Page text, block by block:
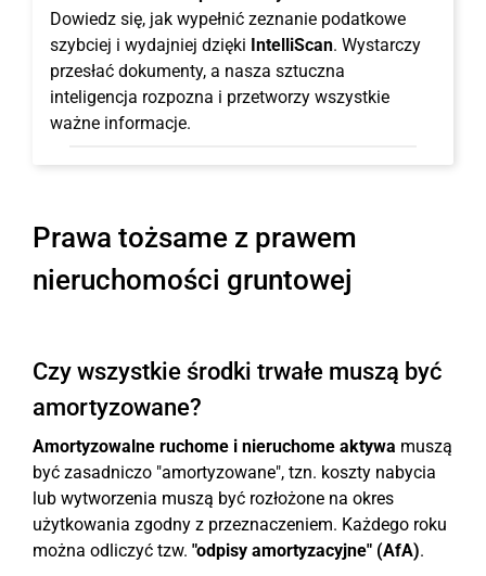
Dowiedz się, jak wypełnić zeznanie podatkowe
szybciej i wydajniej dzięki IntelliScan. Wystarczy
przesłać dokumenty, a nasza sztuczna
inteligencja rozpozna i przetworzy wszystkie
ważne informacje.
Prawa tożsame z prawem
nieruchomości gruntowej
Czy wszystkie środki trwałe muszą być
amortyzowane?
Amortyzowalne ruchome i nieruchome aktywa muszą
być zasadniczo "amortyzowane", tzn. koszty nabycia
lub wytworzenia muszą być rozłożone na okres
użytkowania zgodny z przeznaczeniem. Każdego roku
można odliczyć tzw. "odpisy amortyzacyjne" (AfA).